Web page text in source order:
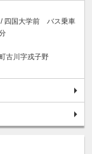
/ 四国大学前 バス乗車
古川字戎子野